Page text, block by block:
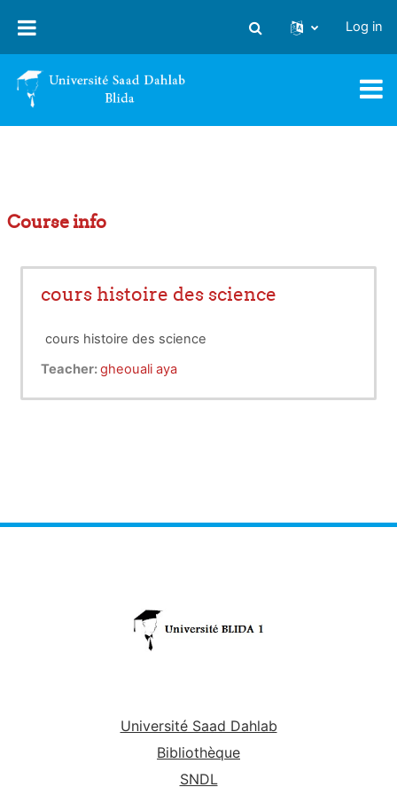
Toggle search input
Log in
Course info
cours histoire des science
cours histoire des science
Teacher:gheouali aya
Université Saad Dahlab
Bibliothèque
SNDL